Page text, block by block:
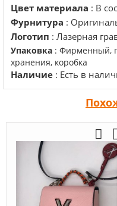
Цвет материала : В
Фурнитура :
Логотип : Лазерная
Упаковка : Фирменный,
хранения, коробка
Наличие : Есть в